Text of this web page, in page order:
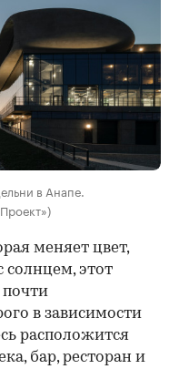
в Анапе.
меняет цвет,
солнцем, этот
почти
в зависимости
расположится
бар, ресторан и